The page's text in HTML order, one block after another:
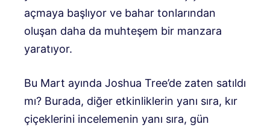
açmaya başlıyor ve bahar tonlarından
oluşan daha da muhteşem bir manzara
yaratıyor.
Bu Mart ayında Joshua Tree’de zaten satıldı
mı? Burada, diğer etkinliklerin yanı sıra, kır
çiçeklerini incelemenin yanı sıra, gün